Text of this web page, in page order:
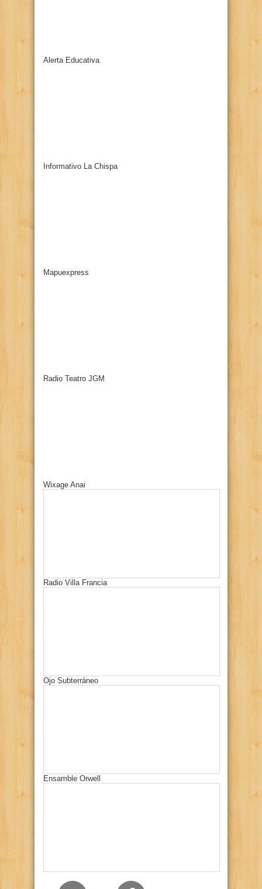
Alerta Educativa
Informativo La Chispa
Mapuexpress
Radio Teatro JGM
Wixage Anai
Radio Villa Francia
Ojo Subterráneo
Ensamble Orwell